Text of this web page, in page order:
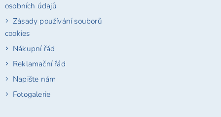
osobních údajů
Zásady používání souborů
cookies
Nákupní řád
Reklamační řád
Napište nám
Fotogalerie